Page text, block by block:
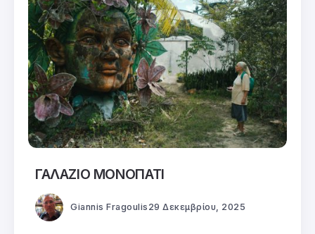
ΓΑΛΑΖΙΟ ΜΟΝΟΠΑΤΙ
Giannis Fragoulis 29 Δεκεμβρίου, 2025